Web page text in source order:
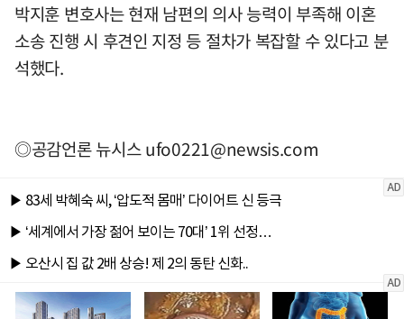
박지훈 변호사는 현재 남편의 의사 능력이 부족해 이혼
소송 진행 시 후견인 지정 등 절차가 복잡할 수 있다고 분
석했다.
◎공감언론 뉴시스ufo0221@newsis.com